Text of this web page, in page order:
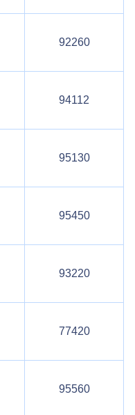
92260
94112
95130
95450
93220
77420
95560